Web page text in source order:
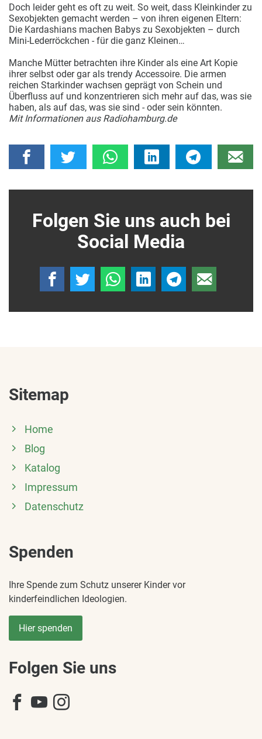
Doch leider geht es oft zu weit. So weit, dass Kleinkinder zu
Sexobjekten gemacht werden – von ihren eigenen Eltern:
Die Kardashians machen Babys zu Sexobjekten – durch
Mini-Lederröckchen - für die ganz Kleinen…
Manche Mütter betrachten ihre Kinder als eine Art Kopie
ihrer selbst oder gar als trendy Accessoire. Die armen
reichen Starkinder wachsen geprägt von Schein und
Überfluss auf und konzentrieren sich mehr auf das, was sie
haben, als auf das, was sie sind - oder sein könnten.
Mit Informationen aus Radiohamburg.de
Folgen Sie uns auch bei
Social Media
Sitemap
Home
Blog
Katalog
Impressum
Datenschutz
Spenden
Ihre Spende zum Schutz unserer Kinder vor
kinderfeindlichen Ideologien.
Hier spenden
Folgen Sie uns